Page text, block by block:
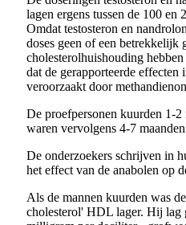
lagen ergens tussen de 100 en
Omdat testosteron en
doses geen of een betrekkelijk
cholesterolhuishouding
dat de gerapporteerde effecten
veroorzaakt door
De proefpersonen kuurden 1-2
waren vervolgens 4-7
De onderzoekers schrijven in
het effect van de anabolen op
Als de mannen kuurden was
cholesterol' HDL lager. Hij lag